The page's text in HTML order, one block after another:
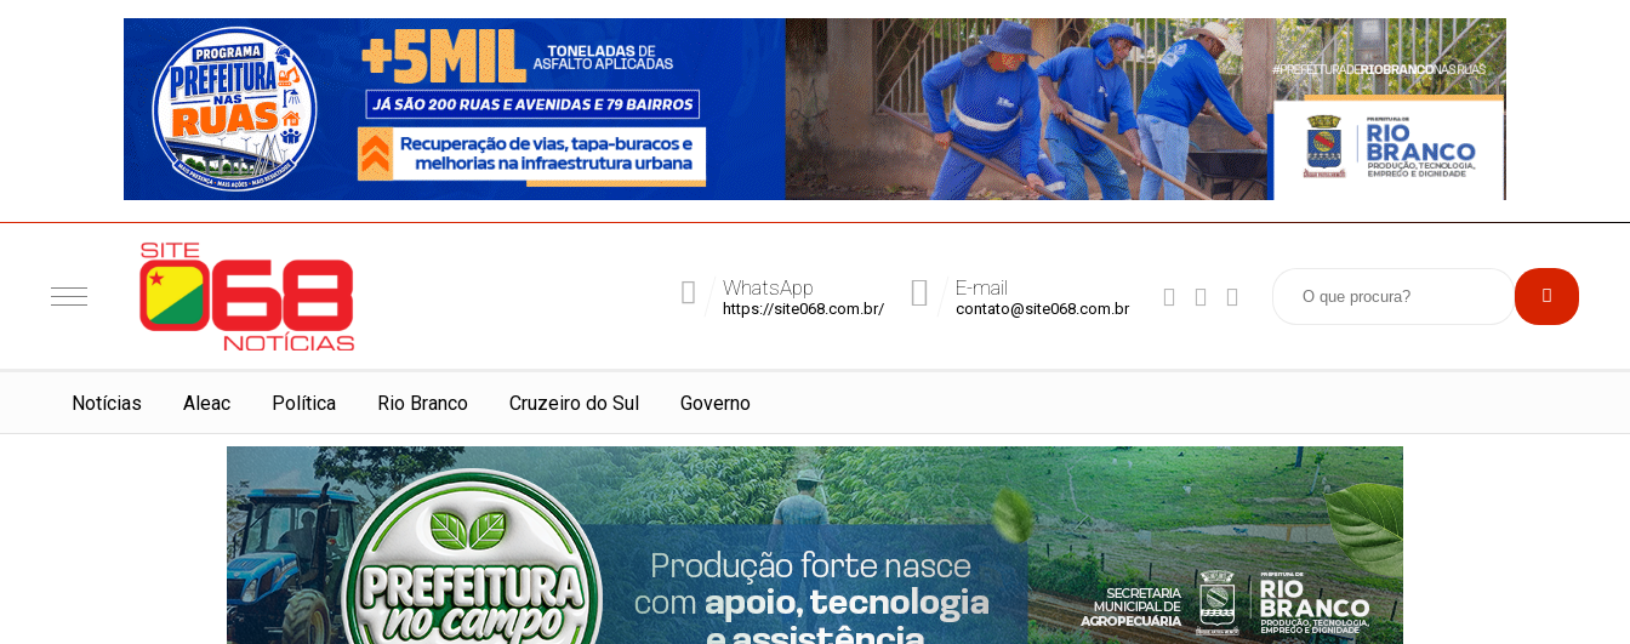
E-mail
contato@site068.com.br
WhatsApp
https://site068.com.br/
Notí­cias Aleac Política Rio Branco Cruzeiro do Sul Governo